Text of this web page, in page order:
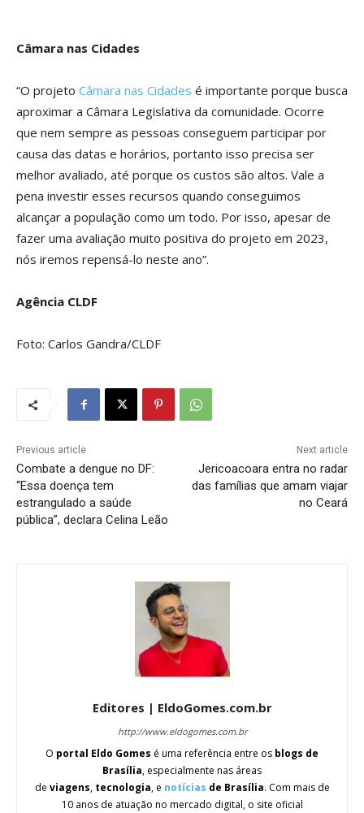
Câmara nas Cidades
“O projeto Câmara nas Cidades é importante porque busca
aproximar a Câmara Legislativa da comunidade. Ocorre
que nem sempre as pessoas conseguem participar por
causa das datas e horários, portanto isso precisa ser
melhor avaliado, até porque os custos são altos. Vale a
pena investir esses recursos quando conseguimos
alcançar a população como um todo. Por isso, apesar de
fazer uma avaliação muito positiva do projeto em 2023,
nós iremos repensá-lo neste ano”.
Agência CLDF
Foto: Carlos Gandra/CLDF
Previous article
Combate a dengue no DF:
“Essa doença tem
estrangulado a saúde
pública”, declara Celina Leão
Next article
Jericoacoara entra no radar
das famílias que amam viajar
no Ceará
Editores | EldoGomes.com.br
http://www.eldogomes.com.br
O portal Eldo Gomes é uma referência entre os blogs de
Brasília, especialmente nas áreas
de viagens, tecnologia, e notícias de Brasília. Com mais de
10 anos de atuação no mercado digital, o site oficial